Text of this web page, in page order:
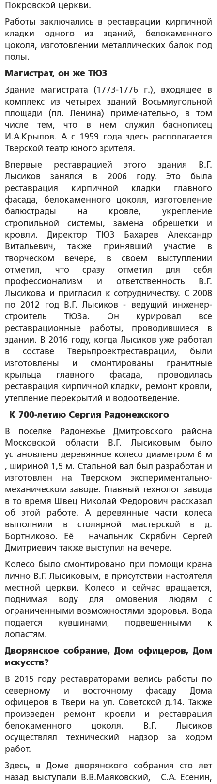
Покровской церкви.
Работы заключались в реставрации кирпичной
кладки одного из зданий, белокаменного
цоколя, изготовлении металлических балок под
полы.
Магистрат, он же ТЮЗ
Здание магистрата (1773-1776 г.), входящее в
комплекс из четырех зданий Восьмиугольной
площади (пл. Ленина) примечательно, в том
числе тем, что в нем служил баснописец
И.А.Крылов. А с 1959 года здесь располагается
Тверской театр юного зрителя.
Впервые реставрацией этого здания В.Г.
Лысиков занялся в 2006 году. Это была
реставрация кирпичной кладки главного
фасада, белокаменного цоколя, изготовление
балюстрады на кровле, укрепление
стропильной системы, замена обрешетки и
кровли. Директор ТЮЗ Бахарев Александр
Витальевич, также принявший участие в
творческом вечере, в своем выступлении
отметил, что сразу отметил для себя
профессионализм и ответственность В.Г.
Лысикова и пригласил к сотрудничеству. С 2008
по 2012 год В.Г. Лысиков - ведущий инженер-
строитель ТЮЗа. Он курировал все
реставрационные работы, проводившиеся в
здании. В 2016 году, когда Лысиков уже работал
в составе Тверьпроектреставрации, были
изготовлены и смонтированы гранитные
крыльца главного фасада, проводилась
реставрация кирпичной кладки, ремонт кровли,
утепление перекрытий и водоотведение.
К 700-летию Сергия Радонежского
В поселке Радонежье Дмитровского района
Московской области В.Г. Лысиковым было
установлено деревянное колесо диаметром 6 м
, шириной 1,5 м. Стальной вал был разработан и
изготовлен на Тверском экспериментально-
механическом заводе. Главный технолог завода
в то время Швец Николай Федорович рассказал
об этой работе. А деревянные части колеса
выполнили в столярной мастерской в д.
Бортниково. Её начальник Скрябин Сергей
Дмитриевич также выступил на вечере.
Колесо было смонтировано при помощи крана
лично В.Г. Лысиковым, в присутствии настоятеля
местной церкви. Колесо и сейчас вращается,
поднимая воду для омовения людям с
ограниченными возможностями здоровья. Вода
подается кувшинами, подвешенными к
лопастям.
Дворянское собрание, Дом офицеров, Дом
искусств?
В 2015 году реставраторами велись работы по
северному и восточному фасаду Дома
офицеров в Твери на ул. Советской д.14. Также
произведен ремонт кровли и реставрация
белокаменного цоколя. В.Г. Лысиков
осуществлял технический надзор за ходом
работ.
Здесь, в Доме дворянского собрания сто лет
назад выступали В.В.Маяковский, С.А. Есенин,